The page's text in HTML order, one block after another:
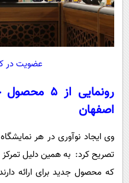
عضویت در
رونمایی
اصفهان
وی ایجاد نوآوری در هر
تصریح کرد: به همین دلیل تمرکز
که محصول جدید برای ارائه